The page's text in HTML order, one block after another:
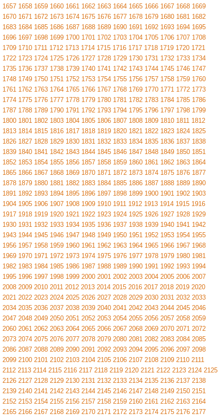
1657 1658 1659 1660 1661 1662 1663 1664 1665 1666 1667 1668 1669
1670 1671 1672 1673 1674 1675 1676 1677 1678 1679 1680 1681 1682
1683 1684 1685 1686 1687 1688 1689 1690 1691 1692 1693 1694 1695
1696 1697 1698 1699 1700 1701 1702 1703 1704 1705 1706 1707 1708
1709 1710 1711 1712 1713 1714 1715 1716 1717 1718 1719 1720 1721
1722 1723 1724 1725 1726 1727 1728 1729 1730 1731 1732 1733 1734
1735 1736 1737 1738 1739 1740 1741 1742 1743 1744 1745 1746 1747
1748 1749 1750 1751 1752 1753 1754 1755 1756 1757 1758 1759 1760
1761 1762 1763 1764 1765 1766 1767 1768 1769 1770 1771 1772 1773
1774 1775 1776 1777 1778 1779 1780 1781 1782 1783 1784 1785 1786
1787 1788 1789 1790 1791 1792 1793 1794 1795 1796 1797 1798 1799
1800 1801 1802 1803 1804 1805 1806 1807 1808 1809 1810 1811 1812
1813 1814 1815 1816 1817 1818 1819 1820 1821 1822 1823 1824 1825
1826 1827 1828 1829 1830 1831 1832 1833 1834 1835 1836 1837 1838
1839 1840 1841 1842 1843 1844 1845 1846 1847 1848 1849 1850 1851
1852 1853 1854 1855 1856 1857 1858 1859 1860 1861 1862 1863 1864
1865 1866 1867 1868 1869 1870 1871 1872 1873 1874 1875 1876 1877
1878 1879 1880 1881 1882 1883 1884 1885 1886 1887 1888 1889 1890
1891 1892 1893 1894 1895 1896 1897 1898 1899 1900 1901 1902 1903
1904 1905 1906 1907 1908 1909 1910 1911 1912 1913 1914 1915 1916
1917 1918 1919 1920 1921 1922 1923 1924 1925 1926 1927 1928 1929
1930 1931 1932 1933 1934 1935 1936 1937 1938 1939 1940 1941 1942
1943 1944 1945 1946 1947 1948 1949 1950 1951 1952 1953 1954 1955
1956 1957 1958 1959 1960 1961 1962 1963 1964 1965 1966 1967 1968
1969 1970 1971 1972 1973 1974 1975 1976 1977 1978 1979 1980 1981
1982 1983 1984 1985 1986 1987 1988 1989 1990 1991 1992 1993 1994
1995 1996 1997 1998 1999 2000 2001 2002 2003 2004 2005 2006 2007
2008 2009 2010 2011 2012 2013 2014 2015 2016 2017 2018 2019 2020
2021 2022 2023 2024 2025 2026 2027 2028 2029 2030 2031 2032 2033
2034 2035 2036 2037 2038 2039 2040 2041 2042 2043 2044 2045 2046
2047 2048 2049 2050 2051 2052 2053 2054 2055 2056 2057 2058 2059
2060 2061 2062 2063 2064 2065 2066 2067 2068 2069 2070 2071 2072
2073 2074 2075 2076 2077 2078 2079 2080 2081 2082 2083 2084 2085
2086 2087 2088 2089 2090 2091 2092 2093 2094 2095 2096 2097 2098
2099 2100 2101 2102 2103 2104 2105 2106 2107 2108 2109 2110 2111
2112 2113 2114 2115 2116 2117 2118 2119 2120 2121 2122 2123 2124 2125
2126 2127 2128 2129 2130 2131 2132 2133 2134 2135 2136 2137 2138
2139 2140 2141 2142 2143 2144 2145 2146 2147 2148 2149 2150 2151
2152 2153 2154 2155 2156 2157 2158 2159 2160 2161 2162 2163 2164
2165 2166 2167 2168 2169 2170 2171 2172 2173 2174 2175 2176 2177